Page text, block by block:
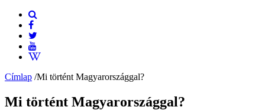
Címlap /Mi történt Magyarországgal?
Mi történt Magyarországgal?